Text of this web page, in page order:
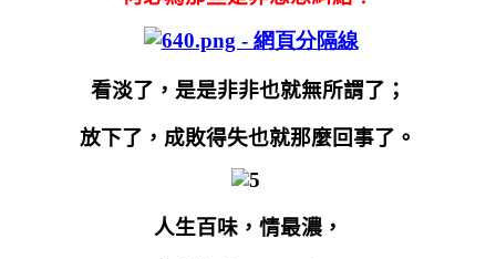
看淡了，是是非非也就無所謂了；
放下了，成敗得失也就那麼回事了。
人生百味，情最濃，